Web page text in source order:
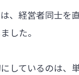
、経営者同士を
した。
しているのは、